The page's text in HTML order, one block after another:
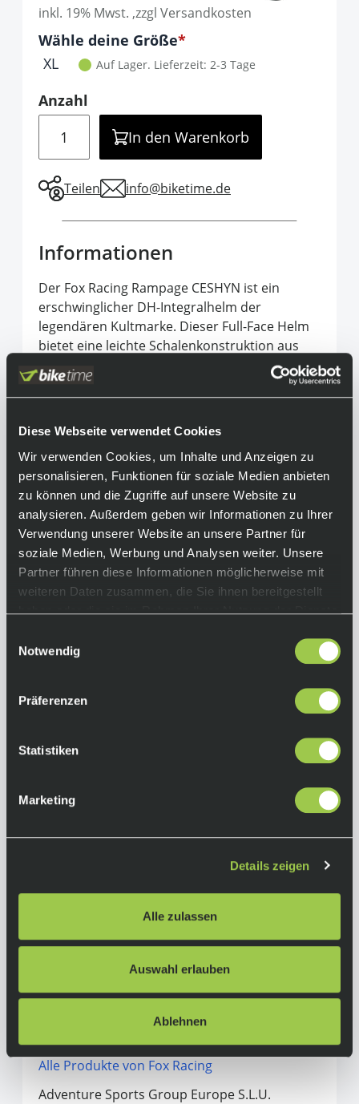
Diese Webseite verwendet Cookies
Wir verwenden Cookies, um Inhalte und Anzeigen zu
personalisieren, Funktionen für soziale Medien anbieten
zu können und die Zugriffe auf unsere Website zu
analysieren. Außerdem geben wir Informationen zu Ihrer
Verwendung unserer Website an unsere Partner für
soziale Medien, Werbung und Analysen weiter. Unsere
Partner führen diese Informationen möglicherweise mit
weiteren Daten zusammen, die Sie ihnen bereitgestellt
haben oder die sie im Rahmen Ihrer Nutzung der Dienste
Notwendig
Präferenzen
Statistiken
Marketing
Details zeigen
Alle zulassen
Auswahl erlauben
Ablehnen
inkl. 19% Mwst. ,zzgl Versandkosten
Optionen
Wähle deine Größe
It is required to select one of the available
XL Auf Lager. Lieferzeit: 2-3 Tage
Anzahl
In den Warenkorb
Teilen info@biketime.de
Informationen
Der Fox Racing Rampage CESHYN ist ein
erschwinglicher DH-Integralhelm der
legendären Kultmarke. Dieser Full-Face Helm
bietet eine leichte Schalenkonstruktion aus
spritzgegossenem ABS, die vom legendären
Rampage Pro Carbon inspiriert ist – was dem
CESHYN Leichtigkeit und eine Menge Features
beschert. Seine Lüftungsöffnungen mit
bieten eine herausragende Atmungsaktivität
und Luftzirkulation und schützen vor Steinen
oder Schmutz. Er kommt mit einem voll
verstellbaren Visier und einem doppelten D-
Ring-Verschluss
Welche Größe passt dir?Hier findest du die
Größentabellen von Fox.
• DH-Integralhelm
ABS
• Schutzblenden aus spritzgeformtem Mesh
CESHYN Grey
PC, EPS, PU, Polyester, SS
Herstellerinformationen
Alle Produkte von Fox Racing
Adventure Sports Group Europe S.L.U.